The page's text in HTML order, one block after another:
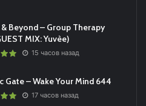
Beyond – Group Therapy
MIX: Yuvèe)
15 часов назад
Gate – Wake Your Mind 644
17 часов назад